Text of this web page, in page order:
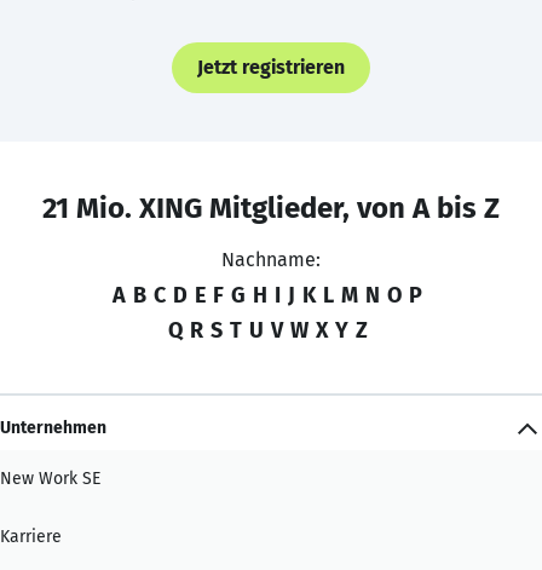
Jetzt registrieren
21 Mio. XING Mitglieder, von A bis Z
Nachname:
A B C D E F G H I J K L M N O P
Q R S T U V W X Y Z
Unternehmen
New Work SE
Karriere